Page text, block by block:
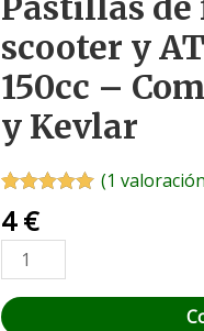
scooter y
150cc –
y Kevlar
5.00de 5 en
base a
valoración de
un cliente
(1
4€
freno
para
scooter
y
ATV
chino
50cc-
150cc
-
Compuesto
y